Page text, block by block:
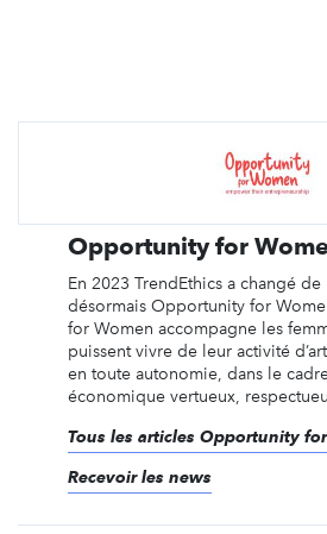
Opportunity for
En 2023 TrendEthics a changé
désormais Opportunity for
for Women accompagne les
puissent vivre de leur activité
en toute autonomie, dans le
économique vertueux,
Tous les articles Opportunity
Recevoir les news